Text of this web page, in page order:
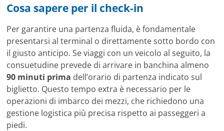
Cosa sapere per il check-in
Per garantire una partenza fluida, è fondamentale
presentarsi al terminal o direttamente sotto bordo con
il giusto anticipo. Se viaggi con un veicolo al seguito, la
consuetudine prevede di arrivare in banchina almeno
90 minuti prima dell’orario di partenza indicato sul
biglietto. Questo tempo extra è necessario per le
operazioni di imbarco dei mezzi, che richiedono una
gestione logistica più precisa rispetto ai passeggeri a
piedi.